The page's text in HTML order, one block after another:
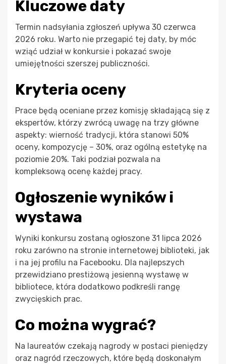
Kluczowe daty
Termin nadsyłania zgłoszeń upływa 30 czerwca
2026 roku. Warto nie przegapić tej daty, by móc
wziąć udział w konkursie i pokazać swoje
umiejętności szerszej publiczności.
Kryteria oceny
Prace będą oceniane przez komisję składającą się z
ekspertów, którzy zwrócą uwagę na trzy główne
aspekty: wierność tradycji, która stanowi 50%
oceny, kompozycję – 30%, oraz ogólną estetykę na
poziomie 20%. Taki podział pozwala na
kompleksową ocenę każdej pracy.
Ogłoszenie wyników i
wystawa
Wyniki konkursu zostaną ogłoszone 31 lipca 2026
roku zarówno na stronie internetowej biblioteki, jak
i na jej profilu na Facebooku. Dla najlepszych
przewidziano prestiżową jesienną wystawę w
bibliotece, która dodatkowo podkreśli rangę
zwycięskich prac.
Co można wygrać?
Na laureatów czekają nagrody w postaci pieniędzy
oraz nagród rzeczowych, które będą doskonałym